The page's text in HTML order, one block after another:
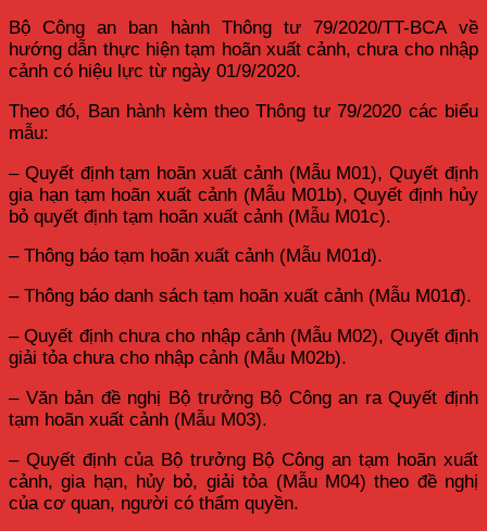
Bộ Công an ban hành Thông tư 79/2020/TT-BCA về
hướng dẫn thực hiện tạm hoãn xuất cảnh, chưa cho nhập
cảnh có hiệu lực từ ngày 01/9/2020.
Theo đó, Ban hành kèm theo Thông tư 79/2020 các biểu
mẫu:
– Quyết định tạm hoãn xuất cảnh (Mẫu M01), Quyết định
gia hạn tạm hoãn xuất cảnh (Mẫu M01b), Quyết định hủy
bỏ quyết định tạm hoãn xuất cảnh (Mẫu M01c).
– Thông báo tạm hoãn xuất cảnh (Mẫu M01d).
– Thông báo danh sách tạm hoãn xuất cảnh (Mẫu M01đ).
– Quyết định chưa cho nhập cảnh (Mẫu M02), Quyết định
giải tỏa chưa cho nhập cảnh (Mẫu M02b).
– Văn bản đề nghị Bộ trưởng Bộ Công an ra Quyết định
tạm hoãn xuất cảnh (Mẫu M03).
– Quyết định của Bộ trưởng Bộ Công an tạm hoãn xuất
cảnh, gia hạn, hủy bỏ, giải tỏa (Mẫu M04) theo đề nghị
của cơ quan, người có thẩm quyền.